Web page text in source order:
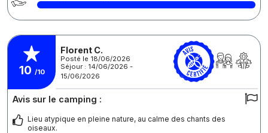
10 /10
Florent C.
Posté le 18/06/2026
Séjour : 14/06/2026 -
15/06/2026
Avis sur le camping :
Lieu atypique en pleine nature, au calme des chants des
oiseaux.